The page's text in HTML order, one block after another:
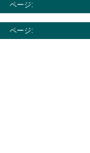
ページ:
ページ: